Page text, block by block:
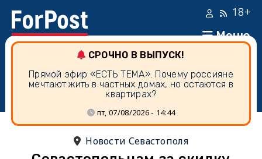
Меню
18+
СРОЧНО В ВЫПУСК!
Прямой эфир «ЕСТЬ ТЕМА». Почему россияне
мечтают жить в частных домах, но остаются в
квартирах?
пт, 07/08/2026 - 14:44
Новости Севастополя